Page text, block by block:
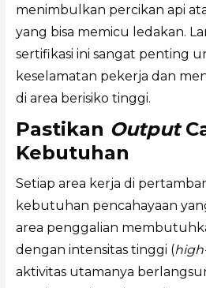
menimbulkan percikan api
yang bisa memicu ledakan.
sertifikasi ini sangat penting
keselamatan pekerja dan
di area berisiko tinggi.
Pastikan Output
Kebutuhan
Setiap area kerja di
kebutuhan pencahayaan
area penggalian
dengan intensitas tinggi (
aktivitas utamanya